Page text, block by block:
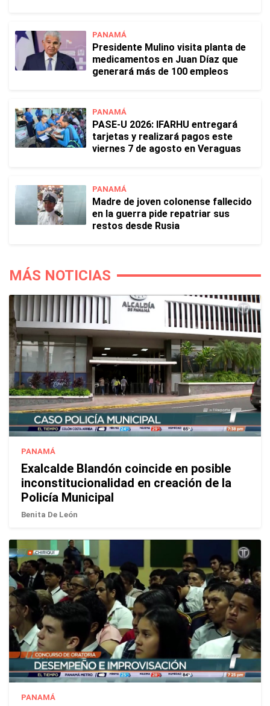
PANAMÁ
Presidente Mulino visita planta de
medicamentos en Juan Díaz que
generará más de 100 empleos
PANAMÁ
PASE-U 2026: IFARHU entregará
tarjetas y realizará pagos este
viernes 7 de agosto en Veraguas
PANAMÁ
Madre de joven colonense fallecido
en la guerra pide repatriar sus
restos desde Rusia
MÁS NOTICIAS
PANAMÁ
Exalcalde Blandón coincide en posible
inconstitucionalidad en creación de la
Policía Municipal
Benita De León
PANAMÁ